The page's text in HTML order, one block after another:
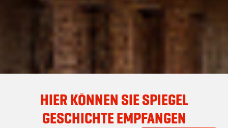
HIER KÖNNEN SIE SPIEGEL
GESCHICHTE EMPFANGEN